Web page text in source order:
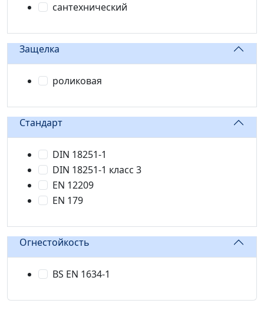
сантехнический
Защелка
роликовая
Стандарт
DIN 18251-1
DIN 18251-1 класс 3
EN 12209
EN 179
Огнестойкость
BS EN 1634-1